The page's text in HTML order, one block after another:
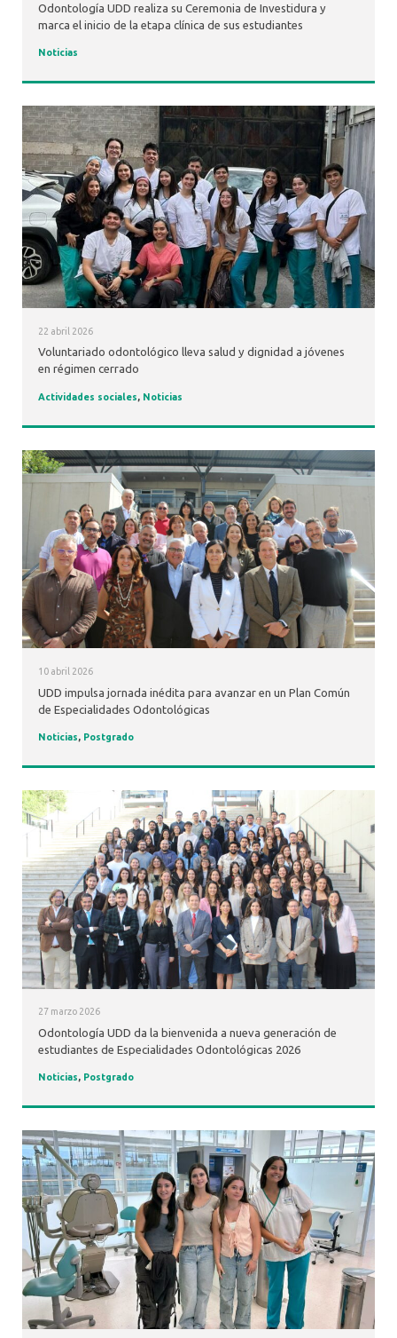
Odontología UDD realiza su Ceremonia de Investidura y
marca el inicio de la etapa clínica de sus estudiantes
Noticias
22 abril 2026
Voluntariado odontológico lleva salud y dignidad a jóvenes
en régimen cerrado
Actividades sociales, Noticias
10 abril 2026
UDD impulsa jornada inédita para avanzar en un Plan Común
de Especialidades Odontológicas
Noticias, Postgrado
27 marzo 2026
Odontología UDD da la bienvenida a nueva generación de
estudiantes de Especialidades Odontológicas 2026
Noticias, Postgrado